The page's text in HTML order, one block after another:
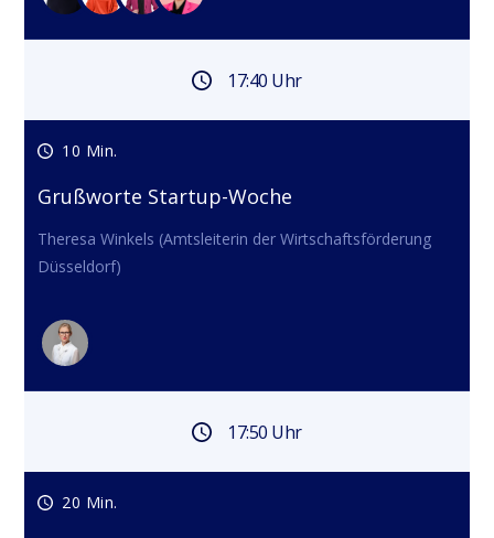
17:40 Uhr
10 Min.
Grußworte Startup-Woche
Theresa Winkels (Amtsleiterin der Wirtschaftsförderung
Düsseldorf)
17:50 Uhr
20 Min.